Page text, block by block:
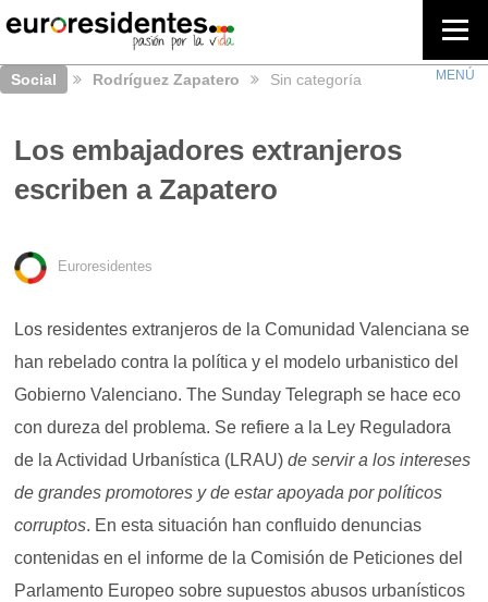
Social Rodríguez Zapatero Sin categoría
Los embajadores extranjeros
escriben a Zapatero
Euroresidentes
Los residentes extranjeros de la Comunidad Valenciana se
han rebelado contra la política y el modelo urbanistico del
Gobierno Valenciano. The Sunday Telegraph se hace eco
con dureza del problema. Se refiere a la Ley Reguladora
de la Actividad Urbanística (LRAU)de servir a los intereses
de grandes promotores y de estar apoyada por políticos
corruptos. En esta situación han confluido denuncias
contenidas en el informe de la Comisión de Peticiones del
Parlamento Europeo sobre supuestos abusos urbanísticos